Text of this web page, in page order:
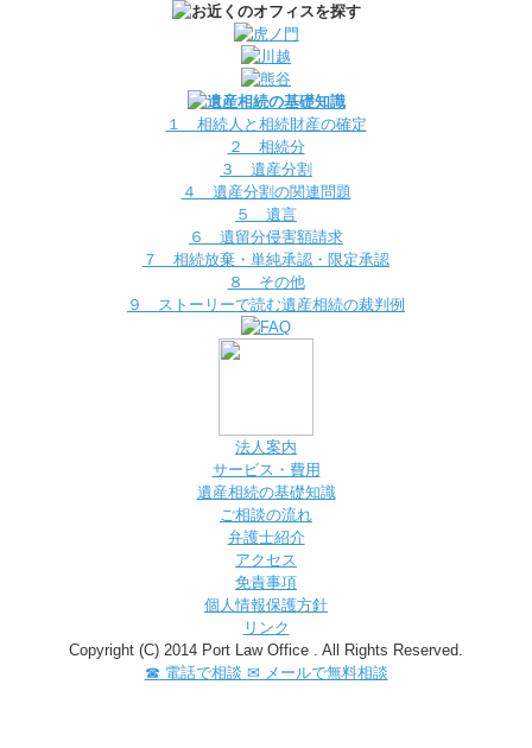
１ 相続人と相続財産の確定
２ 相続分
３ 遺産分割
４ 遺産分割の関連問題
５ 遺言
６ 遺留分侵害額請求
７ 相続放棄・単純承認・限定承認
８ その他
９ ストーリーで読む遺産相続の裁判例
法人案内
サービス・費用
遺産相続の基礎知識
ご相談の流れ
弁護士紹介
アクセス
免責事項
個人情報保護方針
リンク
Copyright (C) 2014 Port Law Office . All Rights Reserved.
☎ 電話で相談 ✉ メールで無料相談